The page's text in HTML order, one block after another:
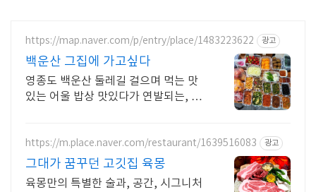
https://map.naver.com/p/entry/place/1483223622 광고
백운산 그집에 가고싶다
영종도 백운산 둘레길 걸으며 먹는 맛
있는 어울 밥상 맛있다가 연발되는, 정
https://m.place.naver.com/restaurant/1639516083 광고
그대가 꿈꾸던 고깃집 육몽
육몽만의 특별한 술과, 공간, 시그니처